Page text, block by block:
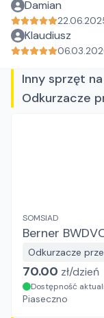
Damian
Klaudiusz
Inny sprzęt
Odkurzacze
SOMSIAD
Berner
Odkurzacze
70.00 zł/dzień
Dostępność
Piaseczno